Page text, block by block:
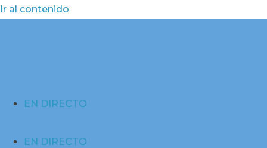
Ir al contenido
EN DIRECTO
EN DIRECTO